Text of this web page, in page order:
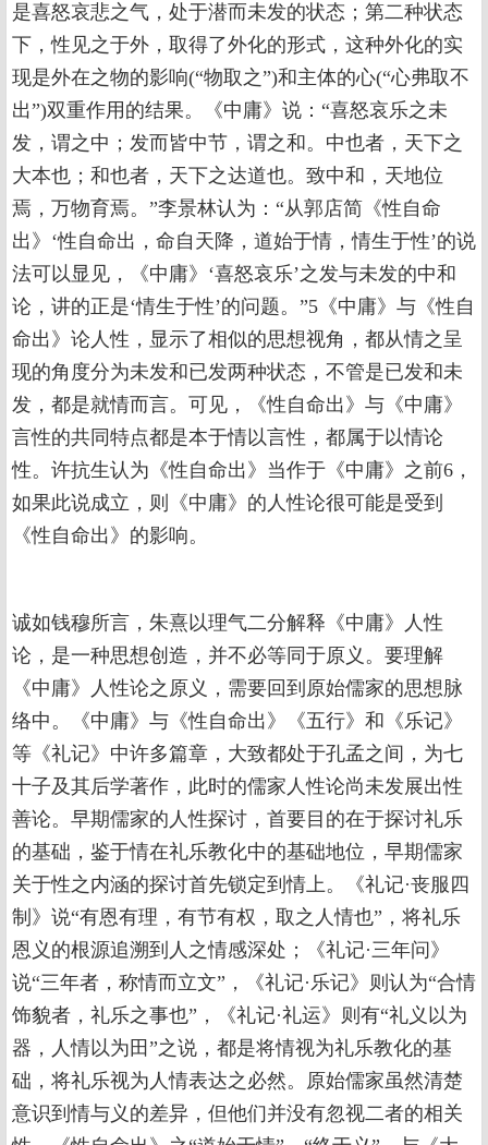
是喜怒哀悲之气，处于潜而未发的状态；第二种状态
下，性见之于外，取得了外化的形式，这种外化的实
现是外在之物的影响(“物取之”)和主体的心(“心弗取不
出”)双重作用的结果。《中庸》说：“喜怒哀乐之未
发，谓之中；发而皆中节，谓之和。中也者，天下之
大本也；和也者，天下之达道也。致中和，天地位
焉，万物育焉。”李景林认为：“从郭店简《性自命
出》‘性自命出，命自天降，道始于情，情生于性’的说
法可以显见，《中庸》‘喜怒哀乐’之发与未发的中和
论，讲的正是‘情生于性’的问题。”5《中庸》与《性自
命出》论人性，显示了相似的思想视角，都从情之呈
现的角度分为未发和已发两种状态，不管是已发和未
发，都是就情而言。可见，《性自命出》与《中庸》
言性的共同特点都是本于情以言性，都属于以情论
性。许抗生认为《性自命出》当作于《中庸》之前6，
如果此说成立，则《中庸》的人性论很可能是受到
《性自命出》的影响。
诚如钱穆所言，朱熹以理气二分解释《中庸》人性
论，是一种思想创造，并不必等同于原义。要理解
《中庸》人性论之原义，需要回到原始儒家的思想脉
络中。《中庸》与《性自命出》《五行》和《乐记》
等《礼记》中许多篇章，大致都处于孔孟之间，为七
十子及其后学著作，此时的儒家人性论尚未发展出性
善论。早期儒家的人性探讨，首要目的在于探讨礼乐
的基础，鉴于情在礼乐教化中的基础地位，早期儒家
关于性之内涵的探讨首先锁定到情上。《礼记·丧服四
制》说“有恩有理，有节有权，取之人情也”，将礼乐
恩义的根源追溯到人之情感深处；《礼记·三年问》
说“三年者，称情而立文”，《礼记·乐记》则认为“合情
饰貌者，礼乐之事也”，《礼记·礼运》则有“礼义以为
器，人情以为田”之说，都是将情视为礼乐教化的基
础，将礼乐视为人情表达之必然。原始儒家虽然清楚
意识到情与义的差异，但他们并没有忽视二者的相关